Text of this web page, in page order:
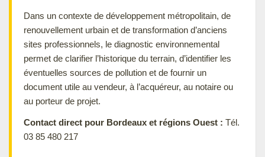
Dans un contexte de développement métropolitain, de
renouvellement urbain et de transformation d’anciens
sites professionnels, le diagnostic environnemental
permet de clarifier l’historique du terrain, d’identifier les
éventuelles sources de pollution et de fournir un
document utile au vendeur, à l’acquéreur, au notaire ou
au porteur de projet.
Contact direct pour Bordeaux et régions Ouest : Tél.
03 85 480 217